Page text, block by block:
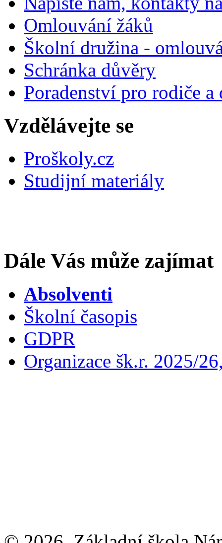
Omlouvání žáků
Školní družina -
Schránka důvěry
Poradenství pro rodiče
Vzdělávejte se
Proškoly.cz
Studijní materiály
Dále Vás může zajímat
Absolventi
Školní časopis
GDPR
Organizace šk.r. 2025/